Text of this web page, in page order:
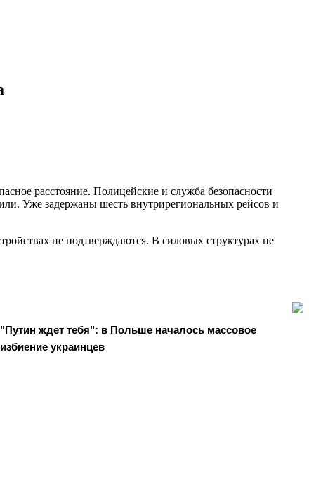
расстояние. Полицейские и служба безопасности
Уже задержаны шесть внутрирегиональных рейсов и
не подтверждаются. В силовых структурах не
"Путин ждет тебя": в Польше началось массовое
избиение украинцев